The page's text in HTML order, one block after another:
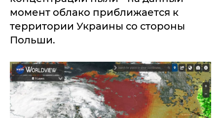
момент облако приближается к
территории Украины со стороны
Польши.